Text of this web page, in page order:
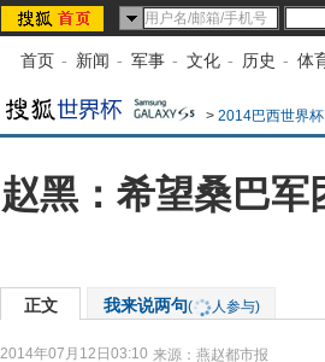
首页 - 新闻 - 军事 - 文化 - 历史 - 体
> 2014巴西世界
赵黑：希望桑巴
正文 我来说两句( 人参与)
2014年07月12日03:10 来源： 燕赵都市报